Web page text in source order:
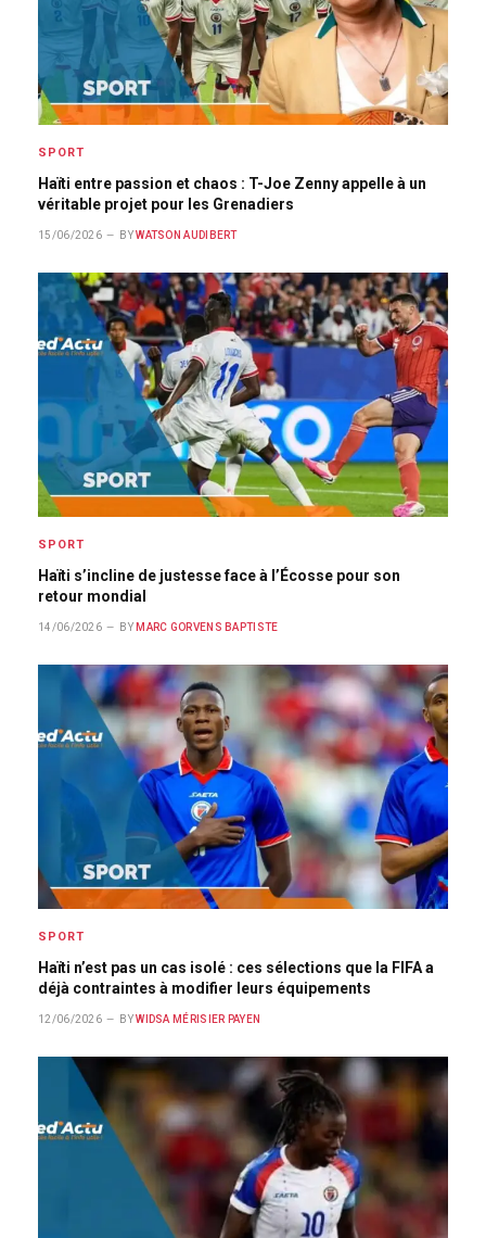
SPORT
Haïti entre passion et chaos : T-Joe Zenny appelle à un
véritable projet pour les Grenadiers
15/06/2026 BY WATSON AUDIBERT
SPORT
Haïti s’incline de justesse face à l’Écosse pour son
retour mondial
14/06/2026 BY MARC GORVENS BAPTISTE
SPORT
Haïti n’est pas un cas isolé : ces sélections que la FIFA a
déjà contraintes à modifier leurs équipements
12/06/2026 BY WIDSA MÉRISIER PAYEN